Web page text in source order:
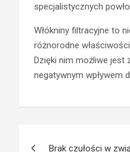
specjalistycznych
Włókniny filtracyjne to
różnorodne
Dzięki nim możliwe jest
negatywnym wpływem
Brak czułości w